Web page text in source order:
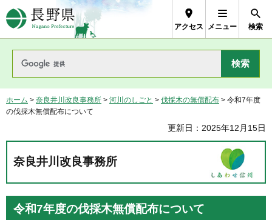
長野県Nagano Prefecture
アクセス メニュー 検索
ホーム > 奈良井川改良事務所 > 河川のしごと > 伐採木の無償配布 > 令和7年度
の伐採木無償配布について
更新日：2025年12月15日
奈良井川改良事務所
令和7年度の伐採木無償配布について